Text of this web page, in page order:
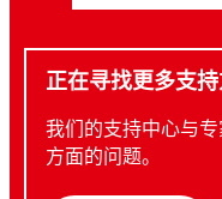
正在寻找更多支持
我们的支持中心与
方面的问题。